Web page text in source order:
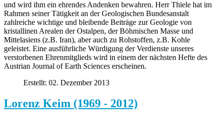
und wird ihm ein ehrendes Andenken bewahren. Herr Thiele hat im
Rahmen seiner Tätigkeit an der Geologischen Bundesanstalt
zahlreiche wichtige und bleibende Beiträge zur Geologie von
kristallinen Arealen der Ostalpen, der Böhmischen Masse und
Mittelasiens (z.B. Iran), aber auch zu Rohstoffen, z.B. Kohle
geleistet. Eine ausführliche Würdigung der Verdienste unseres
verstorbenen Ehrenmitglieds wird in einem der nächsten Hefte des
Austrian Journal of Earth Sciences erscheinen.
Erstellt: 02. Dezember 2013
Lorenz Keim (1969 - 2012)